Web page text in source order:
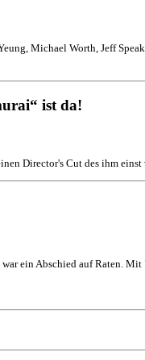
Michael Worth, Jeff
ist da!
Director's Cut des ihm
ein Abschied auf Raten.